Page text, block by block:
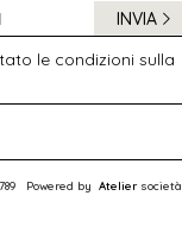
le condizioni sulla
INVIA
Powered by Ateliersocietà